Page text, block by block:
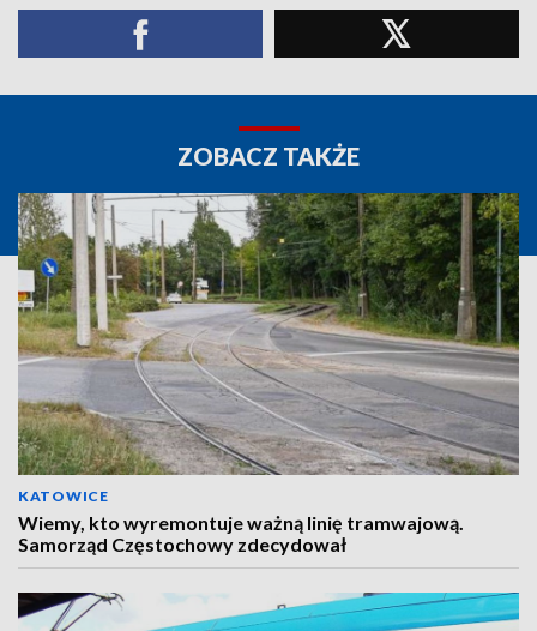
ZOBACZ TAKŻE
KATOWICE
Wiemy, kto wyremontuje ważną linię tramwajową.
Samorząd Częstochowy zdecydował